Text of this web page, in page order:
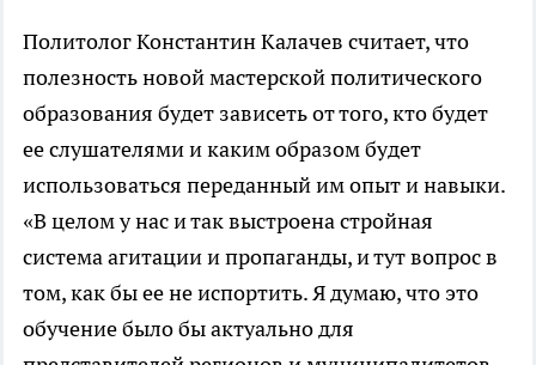
Политолог Константин Калачев считает, что
полезность новой мастерской политического
образования будет зависеть от того, кто будет
ее слушателями и каким образом будет
использоваться переданный им опыт и навыки.
«В целом у нас и так выстроена стройная
система агитации и пропаганды, и тут вопрос в
том, как бы ее не испортить. Я думаю, что это
обучение было бы актуально для